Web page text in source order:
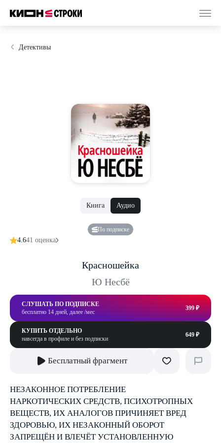
Детективы
Книга Аудио
По подписке
4.641 оценка
Красношейка
Ю Несбё
СЛУШАТЬ ПО ПОДПИСКЕ
бесплатно 14 дней, далее /мес
399 ₽
КУПИТЬ ОТДЕЛЬНО
навсегда в профиле и без подписки
649 ₽
Бесплатный фрагмент
НЕЗАКОННОЕ ПОТРЕБЛЕНИЕ
НАРКОТИЧЕСКИХ СРЕДСТВ, ПСИХОТРОПНЫХ
ВЕЩЕСТВ, ИХ АНАЛОГОВ ПРИЧИНЯЕТ ВРЕД
ЗДОРОВЬЮ, ИХ НЕЗАКОННЫЙ ОБОРОТ
ЗАПРЕЩЁН И ВЛЕЧЁТ УСТАНОВЛЕННУЮ